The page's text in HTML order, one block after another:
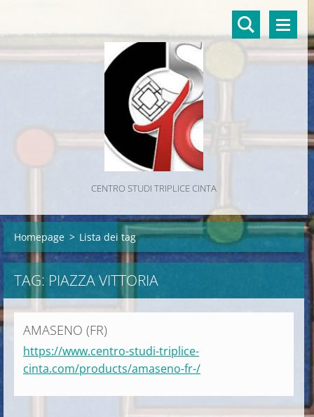
CENTRO STUDI TRIPLICE CINTA
Homepage > Lista dei tag
TAG: PIAZZA VITTORIA
AMASENO (FR)
https://www.centro-studi-triplice-
cinta.com/products/amaseno-fr-/